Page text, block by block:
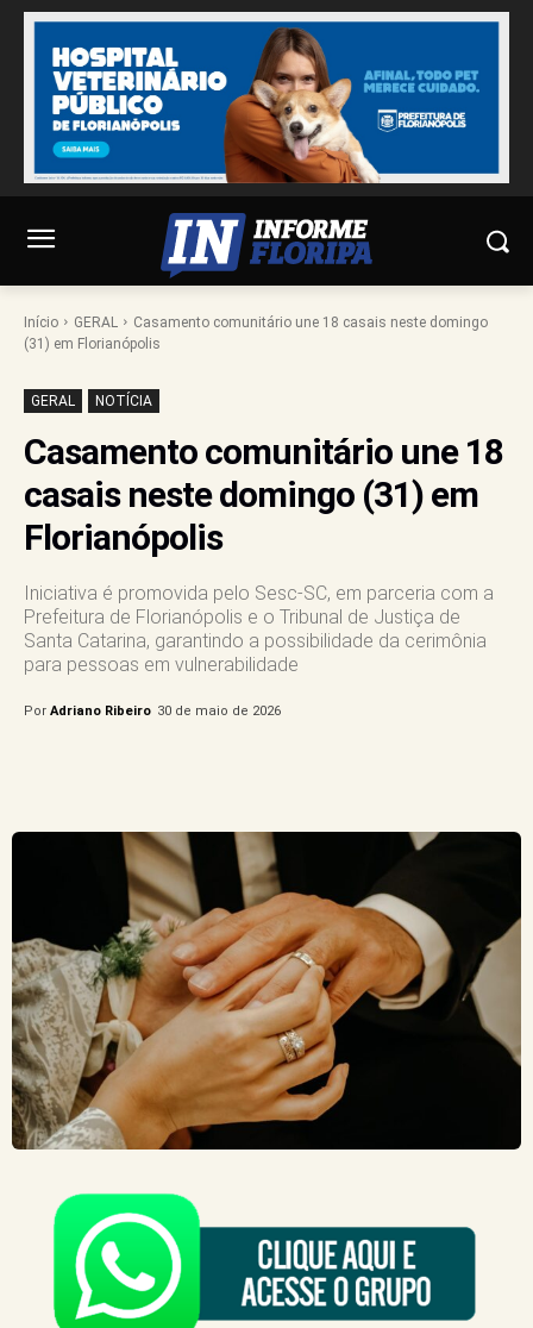
Início GERAL
Casamento comunitário une 18 casais neste domingo
(31) em Florianópolis
GERAL NOTÍCIA
Casamento comunitário une 18
casais neste domingo (31) em
Florianópolis
Iniciativa é promovida pelo Sesc-SC, em parceria com a
Prefeitura de Florianópolis e o Tribunal de Justiça de
Santa Catarina, garantindo a possibilidade da cerimônia
para pessoas em vulnerabilidade
Por Adriano Ribeiro 30 de maio de 2026